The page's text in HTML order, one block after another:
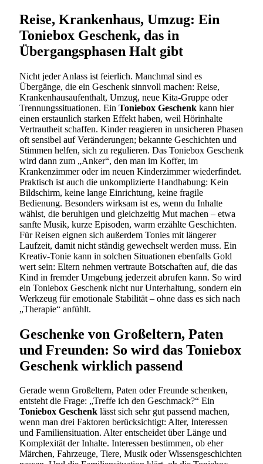
Reise, Krankenhaus, Umzug: Ein
Toniebox Geschenk, das in
Übergangsphasen Halt gibt
Nicht jeder Anlass ist feierlich. Manchmal sind es
Übergänge, die ein Geschenk sinnvoll machen: Reise,
Krankenhausaufenthalt, Umzug, neue Kita-Gruppe oder
Trennungssituationen. Ein Toniebox Geschenk kann hier
einen erstaunlich starken Effekt haben, weil Hörinhalte
Vertrautheit schaffen. Kinder reagieren in unsicheren Phasen
oft sensibel auf Veränderungen; bekannte Geschichten und
Stimmen helfen, sich zu regulieren. Das Toniebox Geschenk
wird dann zum „Anker“, den man im Koffer, im
Krankenzimmer oder im neuen Kinderzimmer wiederfindet.
Praktisch ist auch die unkomplizierte Handhabung: Kein
Bildschirm, keine lange Einrichtung, keine fragile
Bedienung. Besonders wirksam ist es, wenn du Inhalte
wählst, die beruhigen und gleichzeitig Mut machen – etwa
sanfte Musik, kurze Episoden, warm erzählte Geschichten.
Für Reisen eignen sich außerdem Tonies mit längerer
Laufzeit, damit nicht ständig gewechselt werden muss. Ein
Kreativ-Tonie kann in solchen Situationen ebenfalls Gold
wert sein: Eltern nehmen vertraute Botschaften auf, die das
Kind in fremder Umgebung jederzeit abrufen kann. So wird
ein Toniebox Geschenk nicht nur Unterhaltung, sondern ein
Werkzeug für emotionale Stabilität – ohne dass es sich nach
„Therapie“ anfühlt.
Geschenke von Großeltern, Paten
und Freunden: So wird das Toniebox
Geschenk wirklich passend
Gerade wenn Großeltern, Paten oder Freunde schenken,
entsteht die Frage: „Treffe ich den Geschmack?“ Ein
Toniebox Geschenk lässt sich sehr gut passend machen,
wenn man drei Faktoren berücksichtigt: Alter, Interessen
und Familiensituation. Alter entscheidet über Länge und
Komplexität der Inhalte. Interessen bestimmen, ob eher
Märchen, Fahrzeuge, Tiere, Musik oder Wissensgeschichten